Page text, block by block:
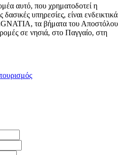
αυτό, που χρηματοδοτεί η
υπηρεσίες, είναι ενδεικτικά
τα βήματα του Αποστόλου
σε νησιά, στο Παγγαίο, στη